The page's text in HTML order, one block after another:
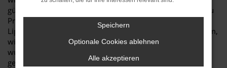
günstigeren Preis angeboten werden kann, ohne dass es zu
Problemen mit den Herstellern kommt. Ihre Mobilität in
Lippstadt bleibt auf diese Weise so hochwertig und bequem,
wie in einem echten Neuwagen und selbstverständlich
wurde Ihre Škoda Tageszulassung noch keinen Kilometer
gefahren.
Speichern
Optionale Cookies ablehnen
Alle akzeptieren